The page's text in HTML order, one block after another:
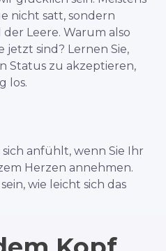
nicht satt, sondern
Leere. Warum also
jetzt sind? Lernen Sie,
Status zu akzeptieren,
los.
anfühlt, wenn Sie Ihr
Herzen annehmen.
wie leicht sich das